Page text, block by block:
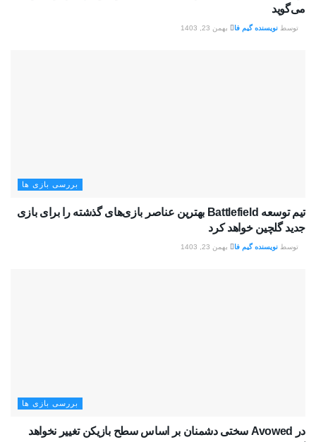
می‌گوید
توسط نویسنده گیم فا بهمن 23, 1403
بررسی بازی ها
تیم توسعه Battlefield بهترین عناصر بازی‌های گذشته را برای بازی
جدید گلچین خواهد کرد
توسط نویسنده گیم فا بهمن 23, 1403
بررسی بازی ها
در Avowed سختی دشمنان بر اساس سطح بازیکن تغییر نخواهد